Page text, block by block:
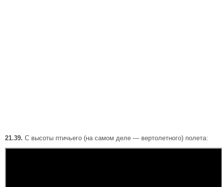
21.39. С высоты птичьего (на самом деле — вертолетного) полета: